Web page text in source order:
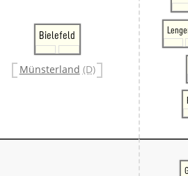
Bielefeld
Münsterland (D)